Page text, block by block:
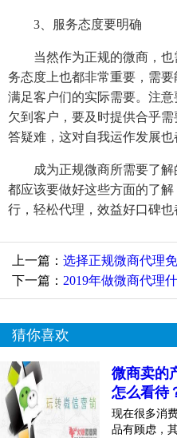
3、服务态度要明确
当然作为正规的微商，也
务态度上也都非常重要，需
满足客户们的实际需要。注
欠到客户，要及时提供合乎
答疑难，这对自我运作发展也
成为正规微商所需要了解
都应该要做好这些方面的了
行，轻松代理，效益好口碑也
上一篇： 选择正规微商代理
下一篇： 2019年做微商代理
猜你喜欢
微商卖的
怎么看待
现在很多消
品有顾虑，